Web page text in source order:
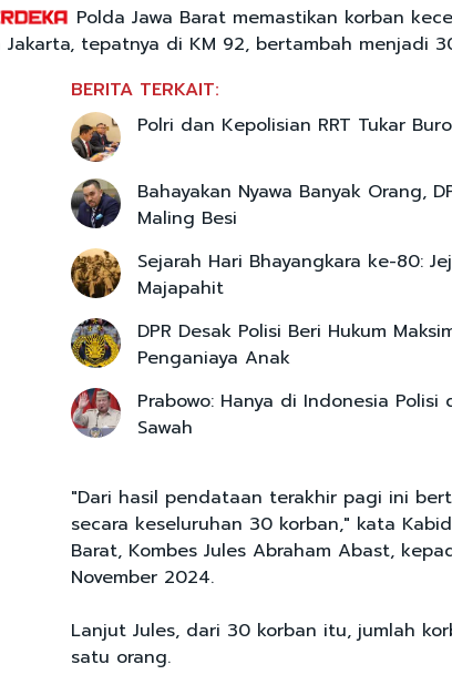
Polda Jawa Barat memastikan korban
Jakarta, tepatnya di KM 92, bertambah menjadi
BERITA TERKAIT:
Polri dan Kepolisian RRT Tukar
Bahayakan Nyawa Banyak Orang,
Maling Besi
Sejarah Hari Bhayangkara ke-80:
Majapahit
DPR Desak Polisi Beri Hukum
Penganiaya Anak
Prabowo: Hanya di Indonesia
Sawah
"Dari hasil pendataan terakhir pagi ini
secara keseluruhan 30 korban," kata
Barat, Kombes Jules Abraham Abast,
November 2024.
Lanjut Jules, dari 30 korban itu, jumlah
satu orang.